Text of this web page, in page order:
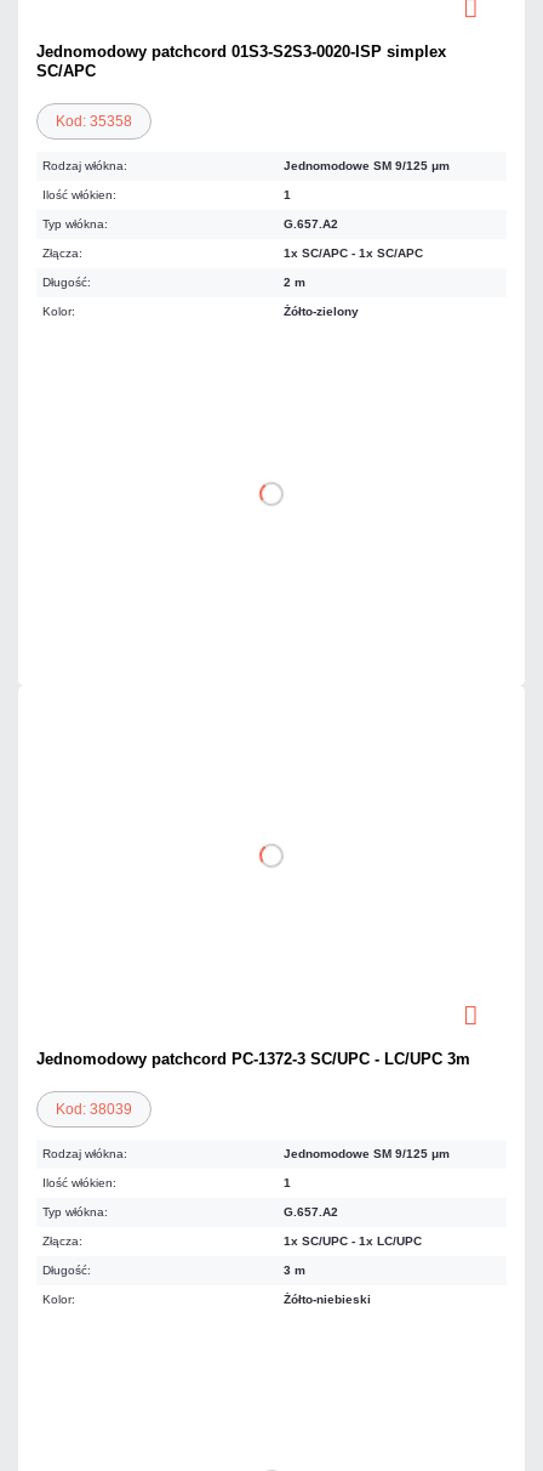
Jednomodowy patchcord 01S3-S2S3-0020-ISP simplex
SC/APC
Kod: 35358
Rodzaj włókna: Jednomodowe SM 9/125 μm
Ilość włókien: 1
Typ włókna: G.657.A2
Złącza: 1x SC/APC - 1x SC/APC
Długość: 2 m
Kolor: Żółto-zielony
DO KOSZYKA
Jednomodowy patchcord PC-1372-3 SC/UPC - LC/UPC 3m
Kod: 38039
Rodzaj włókna: Jednomodowe SM 9/125 μm
Ilość włókien: 1
Typ włókna: G.657.A2
Złącza: 1x SC/UPC - 1x LC/UPC
Długość: 3 m
Kolor: Żółto-niebieski